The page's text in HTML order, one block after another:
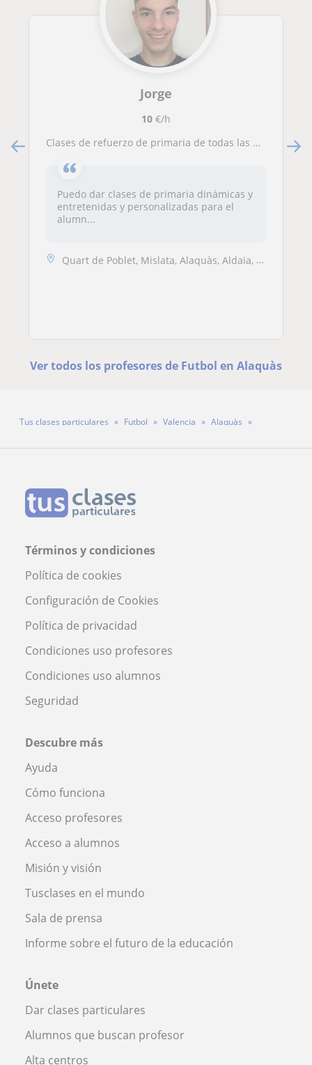
Jorge
10€/h
Clases de refuerzo de primaria de todas las asignaturas
Puedo dar clases de primaria dinámicas y
entretenidas y personalizadas para el
alumn...
Quart de Poblet, Mislata, Alaquàs, Aldaia, Manises, Sedaví
Ver todos los profesores de Futbol en Alaquàs
Tus clases particulares Futbol Valencia
Alaquàs
Términos y condiciones
Política de cookies
Configuración de Cookies
Política de privacidad
Condiciones uso profesores
Condiciones uso alumnos
Seguridad
Descubre más
Ayuda
Cómo funciona
Acceso profesores
Acceso a alumnos
Misión y visión
Tusclases en el mundo
Sala de prensa
Informe sobre el futuro de la educación
Únete
Dar clases particulares
Alumnos que buscan profesor
Alta centros